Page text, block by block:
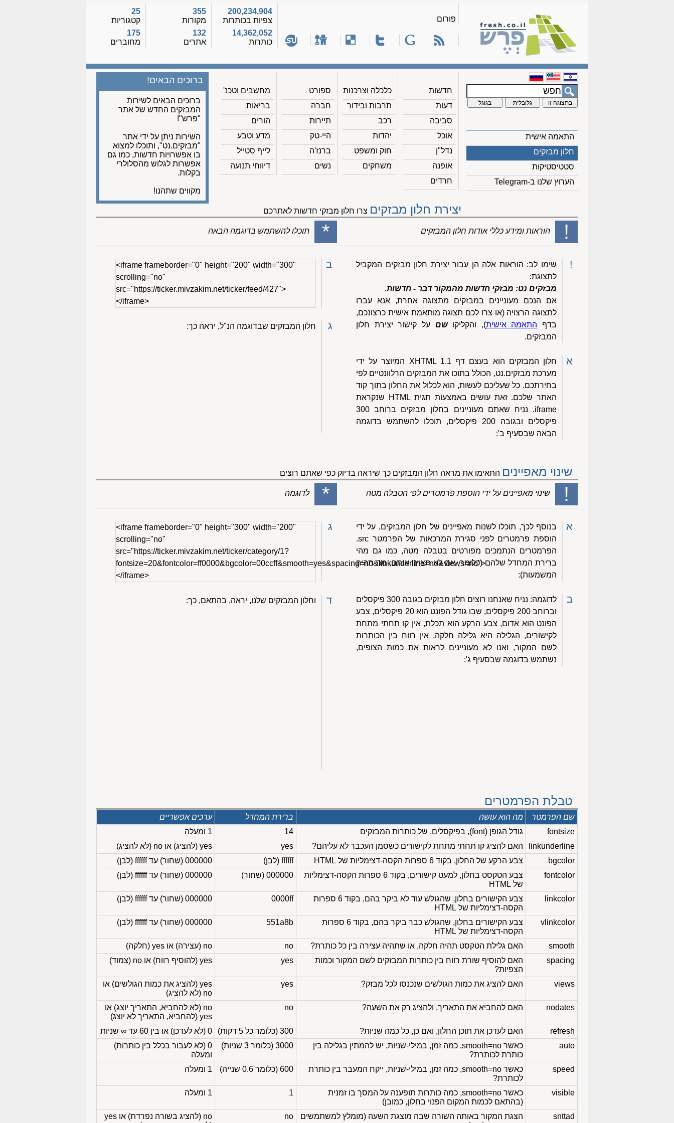
פורום
200,234,904
צפיות בכותרות
14,362,052
כותרות
355
מקורות
132
אתרים
25
קטגוריות
175
מחוברים
התאמה אישית
חלון מבזקים
סטטיסטיקות
הערוץ שלנו ב-Telegram
חדשות
דעות
סביבה
אוכל
נדל"ן
אופנה
חרדים
כלכלה וצרכנות
תרבות ובידור
רכב
יהדות
חוק ומשפט
משחקים
ספורט
חברה
תיירות
היי-טק
ברנז'ה
נשים
מחשבים וטכנ'
בריאות
הורים
מדע וטבע
לייף סטייל
דיווחי תנועה
ברוכים הבאים!
ברוכים הבאים לשירות
המבזקים החדש של אתר
"פרש"!
השירות ניתן על ידי אתר
"מבזקים.נט", ותוכלו למצוא
בו אפשרויות חדשות, כמו גם
אפשרות לגלוש מהסלולרי
בקלות.
מקווים שתהנו!
יצירת חלון מבזקים צרו חלון מבזקי חדשות לאתרכם
! הוראות ומידע כללי אודות חלון המבזקים * תוכלו להשתמש בדוגמה הבאה
!
שימו לב: הוראות אלה הן עבור יצירת חלון מבזקים המקביל
לתצוגת:
מבזקים נט: מבזקי חדשות מהמקור דבר - חדשות.
אם הנכם מעוניינים במבזקים מתצוגה אחרת, אנא עברו
לתצוגה הרצויה (או צרו לכם תצוגה מותאמת אישית כרצונכם,
בדף התאמה אישית), והקליקושם על קישור יצירת חלון
המבזקים.
א
חלון המבזקים הוא בעצם דף XHTML 1.1 המיוצר על ידי
מערכת מבזקים.נט, הכולל בתוכו את המבזקים הרלוונטיים לפי
בחירתכם. כל שעליכם לעשות, הוא לכלול את החלון בתוך קוד
האתר שלכם. זאת עושים באמצעות תגית HTML שנקראת
iframe. נניח שאתם מעוניינים בחלון מבזקים ברוחב 300
פיקסלים ובגובה 200 פיקסלים, תוכלו להשתמש בדוגמה
הבאה שבסעיף ב':
ב
<iframe frameborder="0" height="200" width="300"
scrolling="no"
src="https://ticker.mivzakim.net/ticker/feed/427">
</iframe>
ג חלון המבזקים שבדוגמה הנ"ל, יראה כך:
שינוי מאפיינים התאימו את מראה חלון המבזקים כך שיראה בדיוק כפי שאתם רוצים
! שינוי מאפיינים על ידי הוספת פרמטרים לפי הטבלה מטה * לדוגמה
א
בנוסף לכך, תוכלו לשנות מאפיינים של חלון המבזקים, על ידי
הוספת פרמטרים לפני סגירת המרכאות של הפרמטר src.
הפרמטרים הנתמכים מפורטים בטבלה מטה, כמו גם מהי
ברירת המחדל שלהם (כלומר, אם לא תציינו אותם, מה תהיה
המשמעות):
ב
לדוגמה: נניח שאנחנו רוצים חלון מבזקים בגובה 300 פיקסלים
וברוחב 200 פיקסלים, שבו גודל הפונט הוא 20 פיקסלים, צבע
הפונט הוא אדום, צבע הרקע הוא תכלת, אין קו תחתי מתחת
לקישורים, הגלילה היא גלילה חלקה, אין רווח בין הכותרות
לשם המקור, ואנו לא מעוניינים לראות את כמות הצופים,
נשתמש בדוגמה שבסעיף ג':
ג
<iframe frameborder="0" height="300" width="200"
scrolling="no"
src="https://ticker.mivzakim.net/ticker/category/1?
fontsize=20&fontcolor=ff0000&bgcolor=00ccff&smooth=yes&spacing=no&linkunderline=no&views=no">
</iframe>
ד וחלון המבזקים שלנו, יראה, בהתאם, כך:
טבלת הפרמטרים
שם הפרמטר מה הוא עושה ברירת המחדל
ערכים אפשריים
fontsize
גודל הגופן (font), בפיקסלים, של כותרות המבזקים 14
1 ומעלה
linkunderline
האם להציג קו תחתי מתחת לקישורים כשסמן העכבר לא עליהם? yes
yes (להציג) או no (לא להציג)
bgcolor
צבע הרקע של החלון, בקוד 6 ספרות הקסה-דצימליות של HTML ffffff (לבן)
000000 (שחור) עד ffffff (לבן)
fontcolor
צבע הטקסט בחלון, למעט קישורים, בקוד 6 ספרות הקסה-דצימליות
של HTML
000000 (שחור) 000000 (שחור) עד ffffff (לבן)
linkcolor
צבע הקישורים בחלון, שהגולש עוד לא ביקר בהם, בקוד 6 ספרות
הקסה-דצימליות של HTML
0000ff 000000 (שחור) עד ffffff (לבן)
vlinkcolor
צבע הקישורים בחלון, שהגולש כבר ביקר בהם, בקוד 6 ספרות
הקסה-דצימליות של HTML
551a8b 000000 (שחור) עד ffffff (לבן)
smooth האם גלילת הטקסט תהיה חלקה, או שתהיה עצירה בין כל כותרת? no
no (עצירה) או yes (חלקה)
spacing
האם להוסיף שורת רווח בין כותרות המבזקים לשם המקור וכמות
הצפיות?
yes yes (להוסיף רווח) או no (צמוד)
views האם להציג את כמות הגולשים שנכנסו לכל מבזק? yes
yes (להציג את כמות הגולשים) או
no (לא להציג)
nodates
האם להחביא את התאריך, ולהציג רק את השעה? no
no (לא להחביא, התאריך יוצג) או
yes (להחביא, התאריך לא יוצג)
refresh
האם לעדכן את תוכן החלון, ואם כן, כל כמה שניות? 300 (כלומר כל 5 דקות)
0 (לא לעדכן) או בין 60 עד ∞ שניות
auto
כאשר smooth=no, כמה זמן, במילי-שניות, יש להמתין בגלילה בין
כותרת לכותרת?
3000 (כלומר 3 שניות)
0 (לא לעבור בכלל בין כותרות)
ומעלה
speed
כאשר smooth=no, כמה זמן, במילי-שניות, ייקח המעבר בין כותרת
לכותרת?
600 (כלומר 0.6 שנייה) 1 ומעלה
visible
כאשר smooth=no, כמה כותרות תופענה על המסך בו זמנית
(בהתאם לכמות המקום הפנוי בחלון, כמובן)
1 1 ומעלה
snttad
הצגת המקור באותה השורה שבה מוצגת השעה (מומלץ למשתמשים
no
no (להציג בשורה נפרדת) או yes